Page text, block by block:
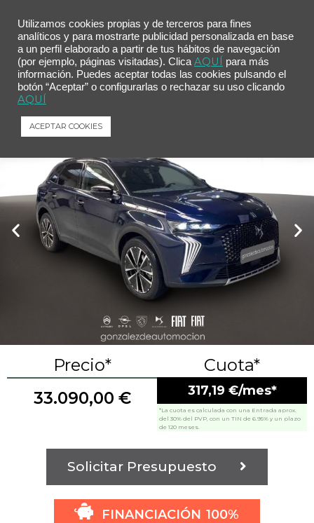
/Comprar tu coche/ DS DS 7 BlueHDi 130 AT PALLAS
DS DS 7 BlueHDi 130 AT PALLAS
DS DS 7 BlueHDi 130 AT PALLAS
Precio*
33.090,00 €
Cuota*
317,19 €/mes*
*La cuota es calculada con una Entrada aprox.
del 30% del PVP, con un TIN de 6.95% y un plazo
de 120 meses.
Solicitar Presupuesto
FINANCIACIÓN 100%
Utilizamos cookies propias y de terceros para fines
analíticos y para mostrarte publicidad personalizada en base
a un perfil elaborado a partir de tus hábitos de navegación
(por ejemplo, páginas visitadas). Clica AQUÍ para más
información. Puedes aceptar todas las cookies pulsando el
botón “Aceptar” o configurarlas o rechazar su uso clicando
AQUÍ
ACEPTAR COOKIES